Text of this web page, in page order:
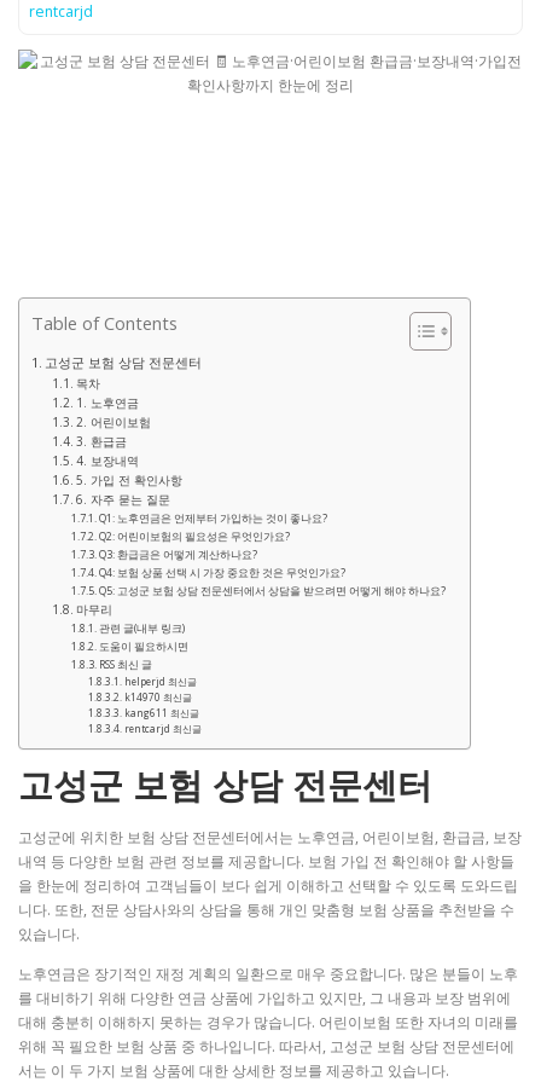
rentcarjd
Table of Contents
고성군 보험 상담 전문센터
목차
1. 노후연금
2. 어린이보험
3. 환급금
4. 보장내역
5. 가입 전 확인사항
6. 자주 묻는 질문
Q1: 노후연금은 언제부터 가입하는 것이 좋나요?
Q2: 어린이보험의 필요성은 무엇인가요?
Q3: 환급금은 어떻게 계산하나요?
Q4: 보험 상품 선택 시 가장 중요한 것은 무엇인가요?
Q5: 고성군 보험 상담 전문센터에서 상담을 받으려면 어떻게 해야 하나요?
마무리
관련 글(내부 링크)
도움이 필요하시면
RSS 최신 글
helperjd 최신글
k14970 최신글
kang611 최신글
rentcarjd 최신글
고성군 보험 상담 전문센터
고성군에 위치한 보험 상담 전문센터에서는 노후연금, 어린이보험, 환급금, 보장
내역 등 다양한 보험 관련 정보를 제공합니다. 보험 가입 전 확인해야 할 사항들
을 한눈에 정리하여 고객님들이 보다 쉽게 이해하고 선택할 수 있도록 도와드립
니다. 또한, 전문 상담사와의 상담을 통해 개인 맞춤형 보험 상품을 추천받을 수
있습니다.
노후연금은 장기적인 재정 계획의 일환으로 매우 중요합니다. 많은 분들이 노후
를 대비하기 위해 다양한 연금 상품에 가입하고 있지만, 그 내용과 보장 범위에
대해 충분히 이해하지 못하는 경우가 많습니다. 어린이보험 또한 자녀의 미래를
위해 꼭 필요한 보험 상품 중 하나입니다. 따라서, 고성군 보험 상담 전문센터에
서는 이 두 가지 보험 상품에 대한 상세한 정보를 제공하고 있습니다.